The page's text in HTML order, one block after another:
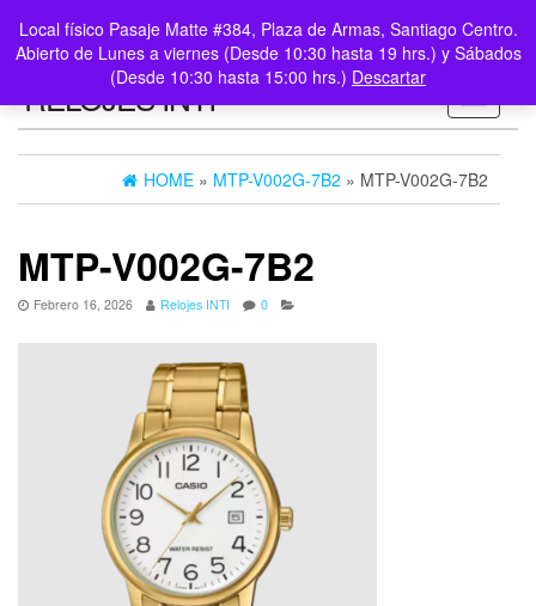
Local físico Pasaje Matte #384, Plaza de Armas, Santiago Centro.
Abierto de Lunes a viernes (Desde 10:30 hasta 19 hrs.) y Sábados
(Desde 10:30 hasta 15:00 hrs.) Descartar
LOGIN /
REGISTER
0
$0
Toggle
RELOJES INTI
HOME » MTP-V002G-7B2 » MTP-V002G-7B2
MTP-V002G-7B2
Febrero 16, 2026 Relojes INTI 0